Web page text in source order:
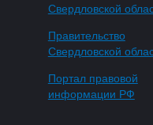
Свердловской
Правительство
Свердловской
Портал правовой
информации РФ